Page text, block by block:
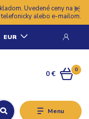
Uvedené ceny na e-
alebo e-mailom.
Menu
EUR
0
0 €